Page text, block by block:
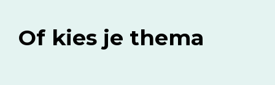
Of kies je thema